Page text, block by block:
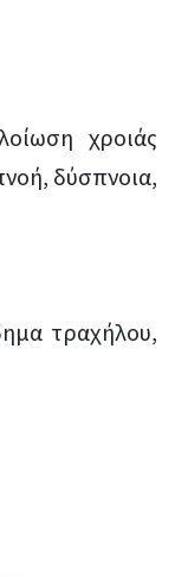
χροιάς
δύσπνοια,
τραχήλου,